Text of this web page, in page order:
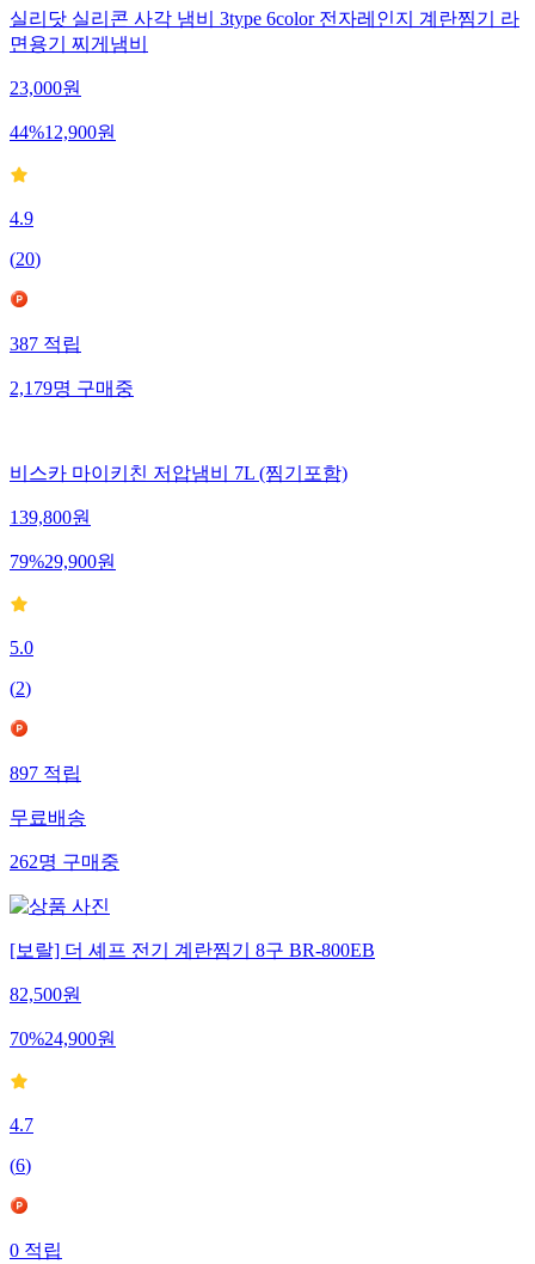
실리닷 실리콘 사각 냄비 3type 6color 전자레인지 계란찜기 라
면용기 찌게냄비
23,000원
44%12,900원
4.9
(20)
387 적립
2,179명 구매중
비스카 마이키친 저압냄비 7L (찜기포함)
139,800원
79%29,900원
5.0
(2)
897 적립
무료배송
262명 구매중
[보랄] 더 셰프 전기 계란찜기 8구 BR-800EB
82,500원
70%24,900원
4.7
(6)
0 적립